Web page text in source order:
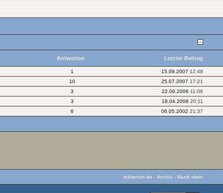
Antworten Letzter Beitrag
1 15.09.2007 12:48
10 25.07.2007 17:21
3 22.06.2006 11:06
3 18.04.2006 20:11
6 06.05.2002 21:37
tektorum.de - Archiv - Nach oben